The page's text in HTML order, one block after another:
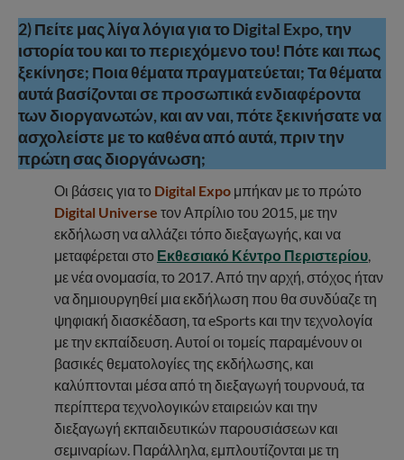
2) Πείτε μας λίγα λόγια για το Digital Expo, την
ιστορία του και το περιεχόμενο του! Πότε και πως
ξεκίνησε; Ποια θέματα πραγματεύεται; Τα θέματα
αυτά βασίζονται σε προσωπικά ενδιαφέροντα
των διοργανωτών, και αν ναι, πότε ξεκινήσατε να
ασχολείστε με το καθένα από αυτά, πριν την
πρώτη σας διοργάνωση;
Οι βάσεις για το Digital Expo μπήκαν με το πρώτο
Digital Universe τον Απρίλιο του 2015, με την
εκδήλωση να αλλάζει τόπο διεξαγωγής, και να
μεταφέρεται στο Εκθεσιακό Κέντρο Περιστερίου,
με νέα ονομασία, το 2017. Από την αρχή, στόχος ήταν
να δημιουργηθεί μια εκδήλωση που θα συνδύαζε τη
ψηφιακή διασκέδαση, τα eSports και την τεχνολογία
με την εκπαίδευση. Αυτοί οι τομείς παραμένουν οι
βασικές θεματολογίες της εκδήλωσης, και
καλύπτονται μέσα από τη διεξαγωγή τουρνουά, τα
περίπτερα τεχνολογικών εταιρειών και την
διεξαγωγή εκπαιδευτικών παρουσιάσεων και
σεμιναρίων. Παράλληλα, εμπλουτίζονται με τη